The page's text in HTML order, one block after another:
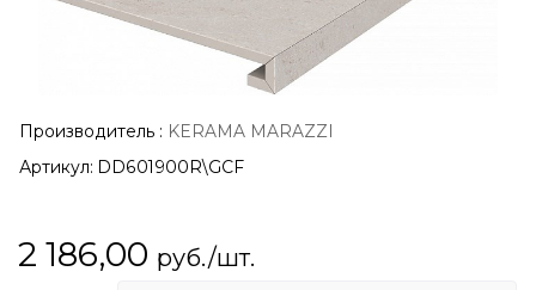
Производитель : KERAMA MARAZZI
Артикул: DD601900R\GCF
2 186,00 руб./шт.